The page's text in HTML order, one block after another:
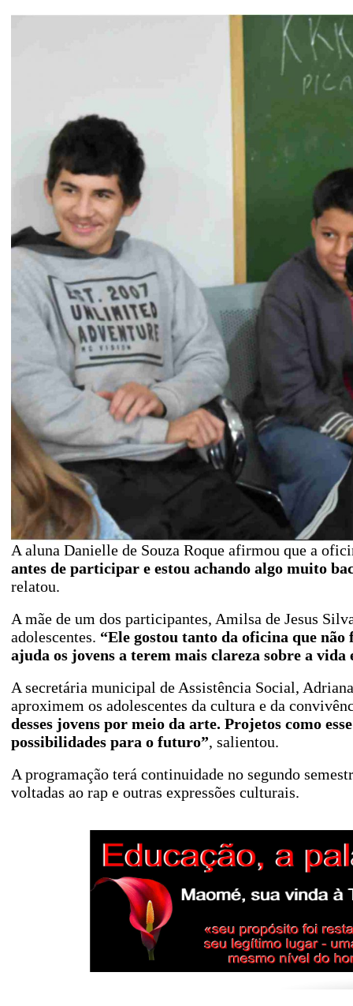
A aluna Danielle de Souza Roque afirmou que a
antes de participar e estou achando algo muito
relatou.
A mãe de um dos participantes, Amilsa de Jesus
adolescentes. “Ele gostou tanto da oficina que
ajuda os jovens a terem mais clareza sobre a vida
A secretária municipal de Assistência Social,
aproximem os adolescentes da cultura e da
desses jovens por meio da arte. Projetos como
possibilidades para o futuro”, salientou.
A programação terá continuidade no segundo
voltadas ao rap e outras expressões culturais.